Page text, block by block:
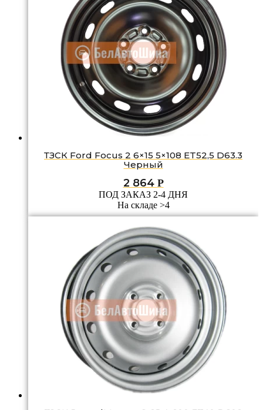
ТЗСК Ford Focus 2 6×15 5×108 ET52,5 D63.3
Черный
2 864 Р
ПОД ЗАКАЗ 2-4 ДНЯ
На складе >4